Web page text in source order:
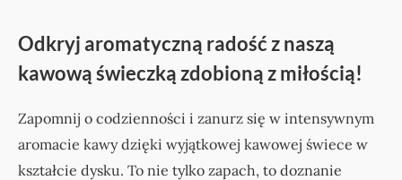
Odkryj aromatyczną radość z naszą
kawową świeczką zdobioną z miłością!
Zapomnij o codzienności i zanurz się w intensywnym
aromacie kawy dzięki wyjątkowej kawowej świece w
kształcie dysku. To nie tylko zapach, to doznanie